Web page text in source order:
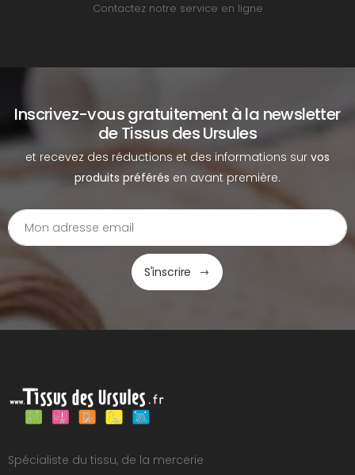
Contactez notre service en ligne
Inscrivez-vous gratuitement à la newsletter
de Tissus des Ursules
et recevez des réductions et des informations sur vos
produits préférés en avant première.
S'inscrire
Spécialiste du tissu, de la mercerie